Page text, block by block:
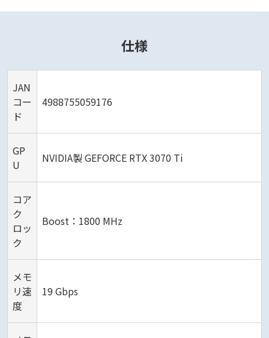
仕様
JAN
コー
ド
4988755059176
GP
U
NVIDIA製 GEFORCE RTX 3070 Ti
コア
ク
ロッ
ク
Boost：1800 MHz
メモ
リ速
度
19 Gbps